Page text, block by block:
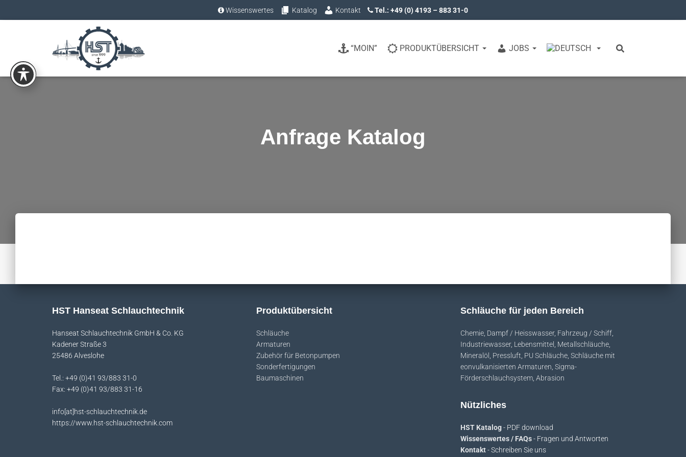
Wissenswertes Katalog Kontakt Tel.: +49 (0) 4193 – 883 31-0
“MOIN” PRODUKTÜBERSICHT JOBS
Anfrage Katalog
HST Hanseat Schlauchtechnik
Hanseat Schlauchtechnik GmbH & Co. KG
Kadener Straße 3
25486 Alveslohe
Tel.: +49 (0)41 93/883 31-0
Fax: +49 (0)41 93/883 31-16
info[at]hst-schlauchtechnik.de
https://www.hst-schlauchtechnik.com
Produktübersicht
Schläuche
Armaturen
Zubehör für Betonpumpen
Sonderfertigungen
Baumaschinen
Schläuche für jeden Bereich
Chemie Dampf / Heisswasser, Fahrzeug / Schiff
Industriewasser, Lebensmittel Metallschläuche
Mineralöl
Pressluft PU Schläuche Schläuche mit
eonvulkanisierten Armaturen Sigma-
Förderschlauchsystem Abrasion
Nützliches
HST Katalog- PDF download
Wissenswertes / FAQs- Fragen und Antworten
Kontakt- Schreiben Sie uns